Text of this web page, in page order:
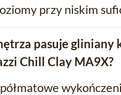
przy niskim
pasuje gliniany
Chill Clay MA9X?
półmatowe